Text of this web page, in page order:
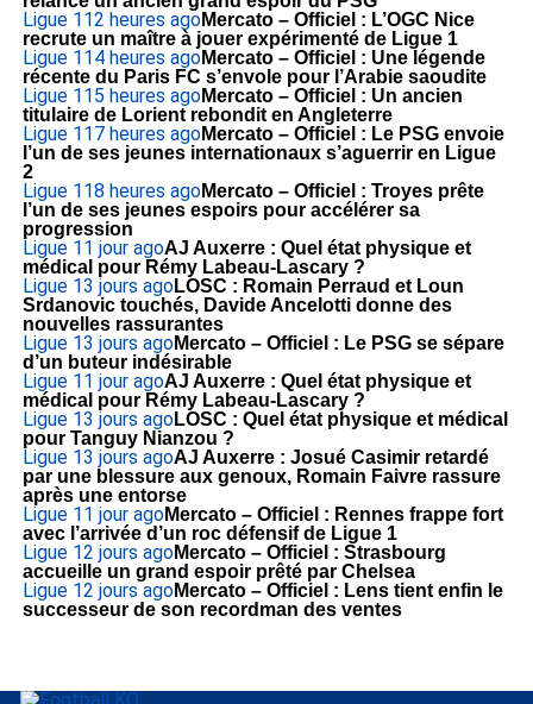
Ligue 112 heures agoMercato – Officiel : L’OGC Nice
recrute un maître à jouer expérimenté de Ligue 1
Ligue 114 heures agoMercato – Officiel : Une légende
récente du Paris FC s’envole pour l’Arabie saoudite
Ligue 115 heures agoMercato – Officiel : Un ancien
titulaire de Lorient rebondit en Angleterre
Ligue 117 heures agoMercato – Officiel : Le PSG envoie
l’un de ses jeunes internationaux s’aguerrir en Ligue
2
Ligue 118 heures agoMercato – Officiel : Troyes prête
l’un de ses jeunes espoirs pour accélérer sa
progression
Ligue 11 jour agoAJ Auxerre : Quel état physique et
médical pour Rémy Labeau-Lascary ?
Ligue 13 jours agoLOSC : Romain Perraud et Loun
Srdanovic touchés, Davide Ancelotti donne des
nouvelles rassurantes
Ligue 13 jours agoMercato – Officiel : Le PSG se sépare
d’un buteur indésirable
Ligue 11 jour agoAJ Auxerre : Quel état physique et
médical pour Rémy Labeau-Lascary ?
Ligue 13 jours agoLOSC : Quel état physique et médical
pour Tanguy Nianzou ?
Ligue 13 jours agoAJ Auxerre : Josué Casimir retardé
par une blessure aux genoux, Romain Faivre rassure
après une entorse
Ligue 11 jour agoMercato – Officiel : Rennes frappe fort
avec l’arrivée d’un roc défensif de Ligue 1
Ligue 12 jours agoMercato – Officiel : Strasbourg
accueille un grand espoir prêté par Chelsea
Ligue 12 jours agoMercato – Officiel : Lens tient enfin le
successeur de son recordman des ventes